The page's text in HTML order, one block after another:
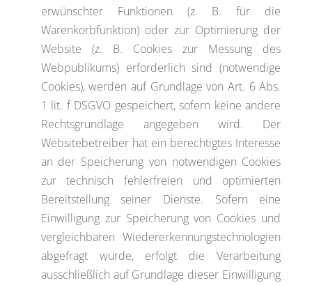
erwünschter Funktionen (z. B. für die
Warenkorbfunktion) oder zur Optimierung der
Website (z. B. Cookies zur Messung des
Webpublikums) erforderlich sind (notwendige
Cookies), werden auf Grundlage von Art. 6 Abs.
1 lit. f DSGVO gespeichert, sofern keine andere
Rechtsgrundlage angegeben wird. Der
Websitebetreiber hat ein berechtigtes Interesse
an der Speicherung von notwendigen Cookies
zur technisch fehlerfreien und optimierten
Bereitstellung seiner Dienste. Sofern eine
Einwilligung zur Speicherung von Cookies und
vergleichbaren Wiedererkennungstechnologien
abgefragt wurde, erfolgt die Verarbeitung
ausschließlich auf Grundlage dieser Einwilligung